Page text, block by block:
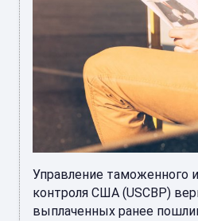
Управление таможенного
контроля США (USCBP)
выплаченных ранее